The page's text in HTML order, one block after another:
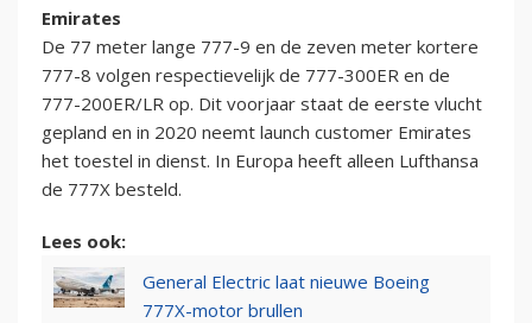
Emirates
De 77 meter lange 777-9 en de zeven meter kortere
777-8 volgen respectievelijk de 777-300ER en de
777-200ER/LR op. Dit voorjaar staat de eerste vlucht
gepland en in 2020 neemt launch customer Emirates
het toestel in dienst. In Europa heeft alleen Lufthansa
de 777X besteld.
Lees ook:
General Electric laat nieuwe Boeing
777X-motor brullen